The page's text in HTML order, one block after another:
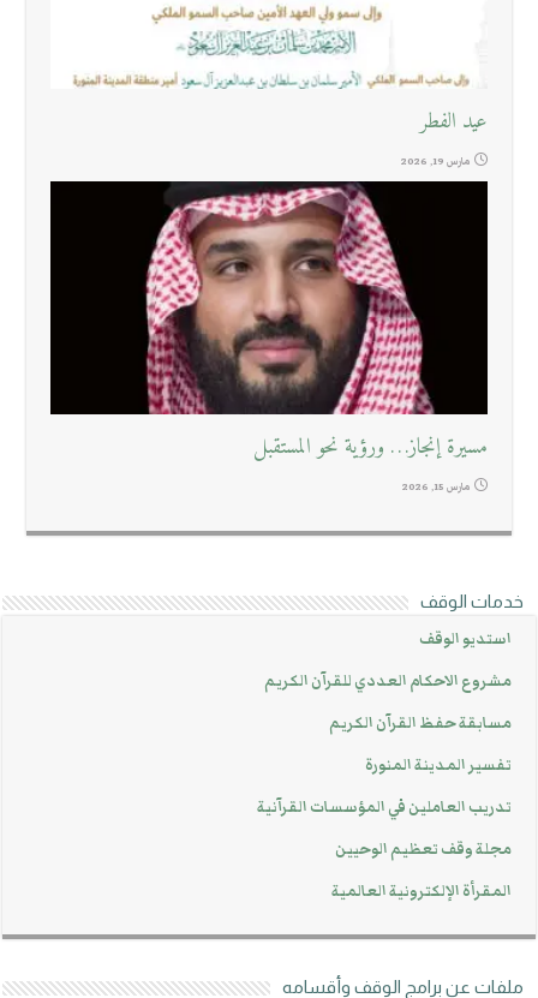
عيد الفطر
مارس 19, 2026
مسيرة إنجاز… ورؤية نحو المستقبل
مارس 15, 2026
خدمات الوقف
استديو الوقف
مشروع الاحكام العددي للقرآن الكريم
مسابقة حفظ القرآن الكريم
تفسير المدينة المنورة
تدريب العاملين في المؤسسات القرآنية
مجلة وقف تعظيم الوحيين
المقرأة الإلكترونية العالمية
ملفات عن برامج الوقف وأقسامه